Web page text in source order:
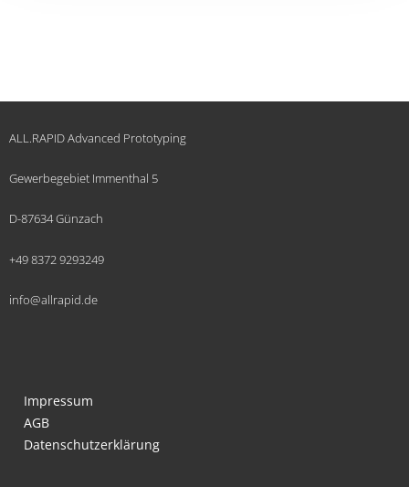
ALL.RAPID Advanced Prototyping
Gewerbegebiet Immenthal 5
D-87634 Günzach
+49 8372 9293249
info@allrapid.de
Impressum
AGB
Datenschutzerklärung